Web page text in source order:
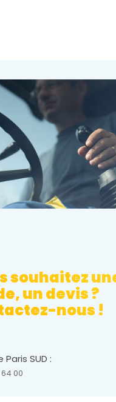
souhaitez
un devis ?
nous !
SUD :
64 00